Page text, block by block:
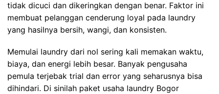
tidak dicuci dan dikeringkan dengan benar. Faktor ini
membuat pelanggan cenderung loyal pada laundry
yang hasilnya bersih, wangi, dan konsisten.
Memulai laundry dari nol sering kali memakan waktu,
biaya, dan energi lebih besar. Banyak pengusaha
pemula terjebak trial dan error yang seharusnya bisa
dihindari. Di sinilah paket usaha laundry Bogor